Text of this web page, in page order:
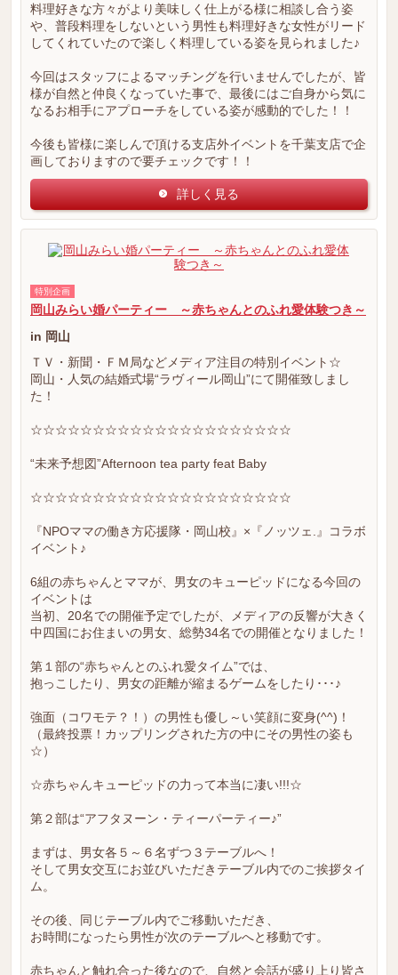
料理好きな方々がより美味しく仕上がる様に相談し合う姿
や、普段料理をしないという男性も料理好きな女性がリード
してくれていたので楽しく料理している姿を見られました♪
今回はスタッフによるマッチングを行いませんでしたが、皆
様が自然と仲良くなっていた事で、最後にはご自身から気に
なるお相手にアプローチをしている姿が感動的でした！！
今後も皆様に楽しんで頂ける支店外イベントを千葉支店で企
画しておりますので要チェックです！！
詳しく見る
特別企画
岡山みらい婚パーティー ～赤ちゃんとのふれ愛体験つき～
in 岡山
ＴＶ・新聞・ＦＭ局などメディア注目の特別イベント☆
岡山・人気の結婚式場“ラヴィール岡山”にて開催致しまし
た！
☆☆☆☆☆☆☆☆☆☆☆☆☆☆☆☆☆☆☆☆☆
“未来予想図”Afternoon tea party feat Baby
☆☆☆☆☆☆☆☆☆☆☆☆☆☆☆☆☆☆☆☆☆
『NPOママの働き方応援隊・岡山校』×『ノッツェ.』コラボ
イベント♪
6組の赤ちゃんとママが、男女のキューピッドになる今回の
イベントは
当初、20名での開催予定でしたが、メディアの反響が大きく
中四国にお住まいの男女、総勢34名での開催となりました！
第１部の“赤ちゃんとのふれ愛タイム”では、
抱っこしたり、男女の距離が縮まるゲームをしたり･･･♪
強面（コワモテ？！）の男性も優し～い笑顔に変身(^^)！
（最終投票！カップリングされた方の中にその男性の姿も
☆）
☆赤ちゃんキューピッドの力って本当に凄い!!!☆
第２部は“アフタヌーン・ティーパーティー♪”
まずは、男女各５～６名ずつ３テーブルへ！
そして男女交互にお並びいただきテーブル内でのご挨拶タイ
ム。
その後、同じテーブル内でご移動いただき、
お時間になったら男性が次のテーブルへと移動です。
赤ちゃんと触れ合った後なので、自然と会話が盛り上り皆さ